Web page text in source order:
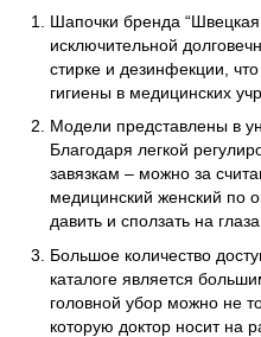
Шапочки бренда “Швецкая
исключительной
стирке и дезинфекции,
гигиены в медицинских
Модели представлены в
Благодаря легкой
завязкам – можно за
медицинский женский по
давить и сползать на глаза.
Большое количество
каталоге является
головной убор можно не
которую доктор носит на